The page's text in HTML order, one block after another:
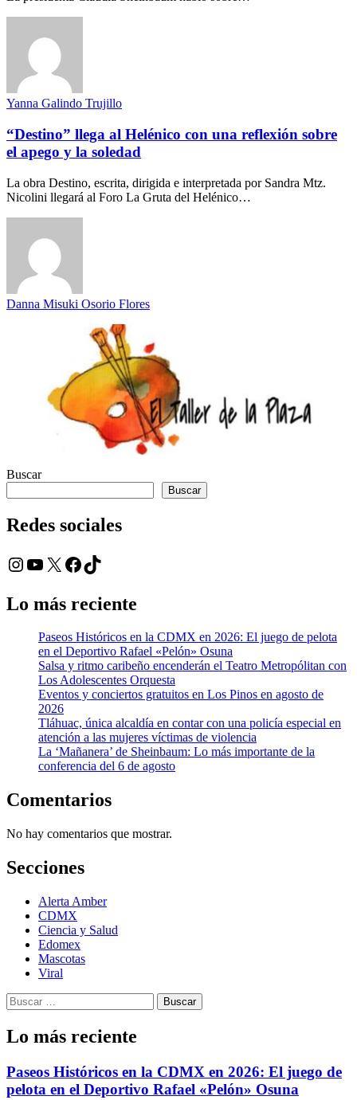
Yanna Galindo Trujillo
“Destino” llega al Helénico con una reflexión sobre
el apego y la soledad
La obra Destino, escrita, dirigida e interpretada por Sandra Mtz.
Nicolini llegará al Foro La Gruta del Helénico…
Danna Misuki Osorio Flores
Buscar
Buscar
Redes sociales
Instagram
YouTube
X Facebook
TikTok
Lo más reciente
Paseos Históricos en la CDMX en 2026: El juego de pelota
en el Deportivo Rafael «Pelón» Osuna
Salsa y ritmo caribeño encenderán el Teatro Metropólitan con
Los Adolescentes Orquesta
Eventos y conciertos gratuitos en Los Pinos en agosto de
2026
Tláhuac, única alcaldía en contar con una policía especial en
atención a las mujeres víctimas de violencia
La ‘Mañanera’ de Sheinbaum: Lo más importante de la
conferencia del 6 de agosto
Comentarios
No hay comentarios que mostrar.
Secciones
Alerta Amber
CDMX
Ciencia y Salud
Edomex
Mascotas
Viral
Buscar:
Lo más reciente
Paseos Históricos en la CDMX en 2026: El juego de
pelota en el Deportivo Rafael «Pelón» Osuna